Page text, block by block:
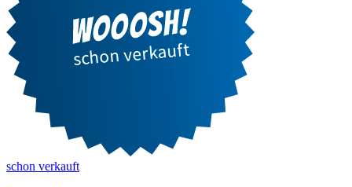
schon verkauft